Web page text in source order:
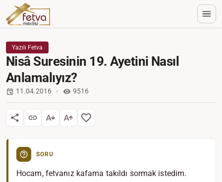
Yazılı Fetva
Nisâ Suresinin 19. Ayetini Nasıl
Anlamalıyız?
11.04.2016 9516
SORU
Hocam, fetvanız kafama takıldı sormak istedim.